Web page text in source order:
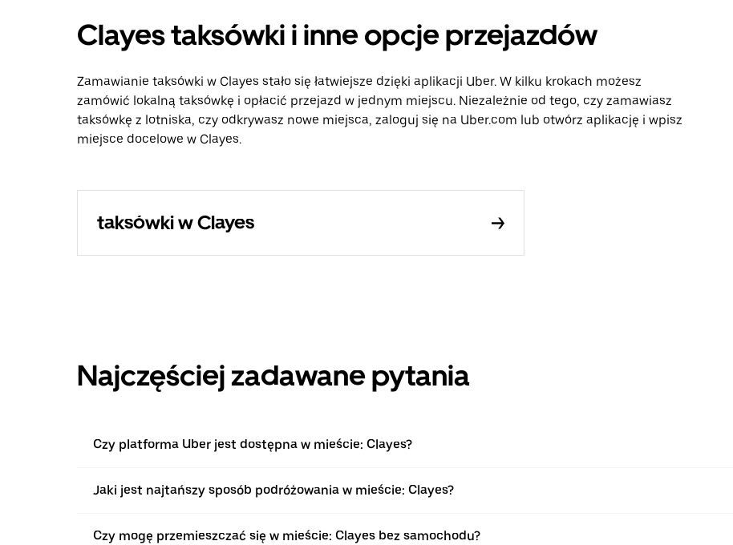
Clayes taksówki i inne opcje przejazdów
Zamawianie taksówki w Clayes stało się łatwiejsze dzięki aplikacji Uber. W kilku krokach możesz
zamówić lokalną taksówkę i opłacić przejazd w jednym miejscu. Niezależnie od tego, czy zamawiasz
taksówkę z lotniska, czy odkrywasz nowe miejsca, zaloguj się na Uber.com lub otwórz aplikację i wpisz
miejsce docelowe w Clayes.
taksówki w Clayes
Najczęściej zadawane pytania
Czy platforma Uber jest dostępna w mieście: Clayes?
Jaki jest najtańszy sposób podróżowania w mieście: Clayes?
Czy mogę przemieszczać się w mieście: Clayes bez samochodu?